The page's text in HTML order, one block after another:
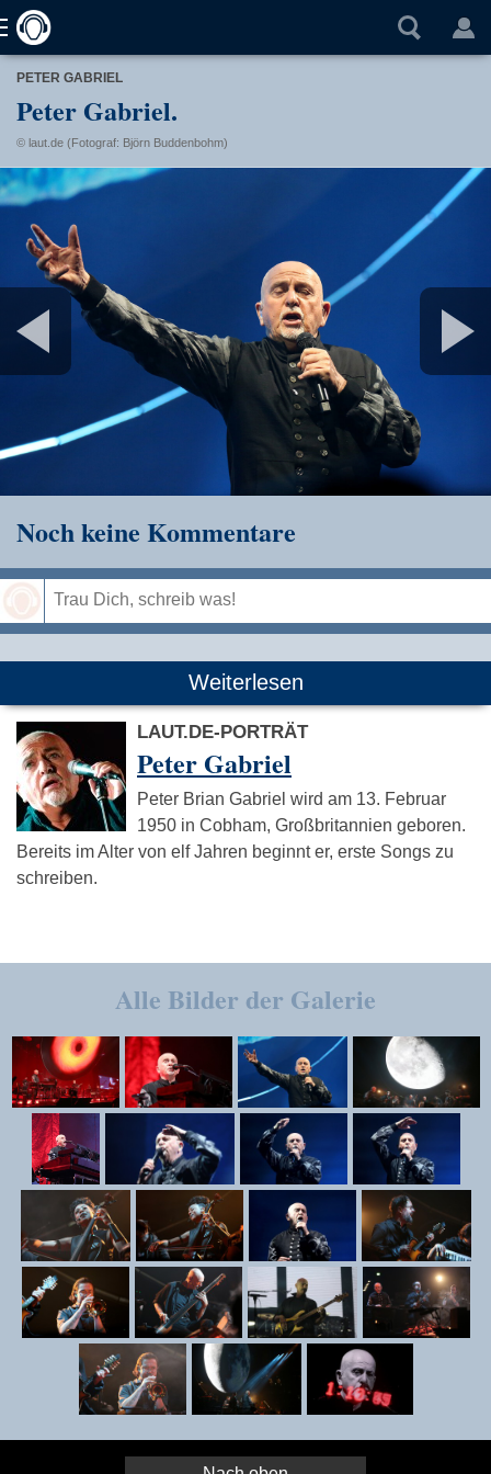
PETER GABRIEL
Peter Gabriel.
© laut.de (Fotograf: Björn Buddenbohm)
Noch keine Kommentare
Weiterlesen
LAUT.DE-PORTRÄT
Peter Gabriel
Peter Brian Gabriel wird am 13. Februar
1950 in Cobham, Großbritannien geboren.
Bereits im Alter von elf Jahren beginnt er, erste Songs zu
schreiben.
Alle Bilder der Galerie